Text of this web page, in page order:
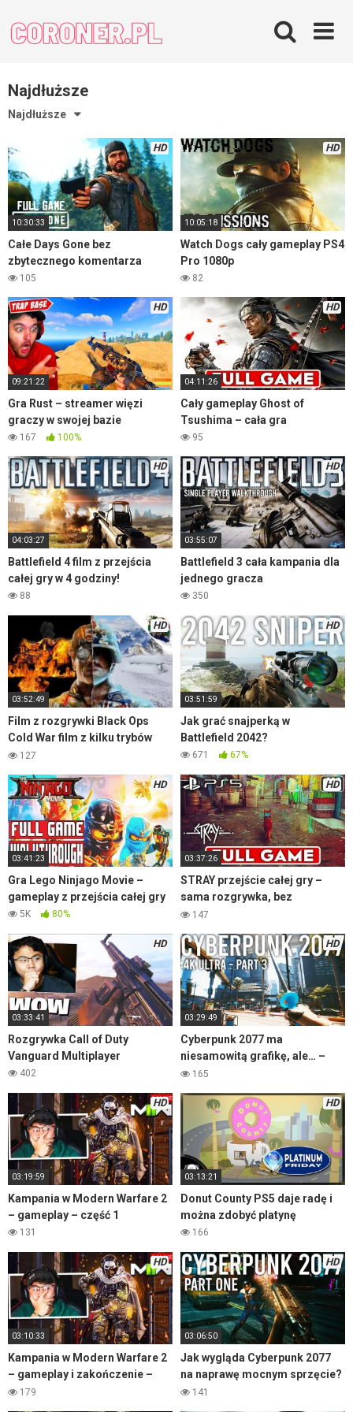
content
Najdłuższe
Najdłuższe
HD
10:30:33
Całe Days Gone bez
zbytecznego komentarza
105
HD
10:05:18
Watch Dogs cały gameplay PS4
Pro 1080p
82
HD
09:21:22
Gra Rust – streamer więzi
graczy w swojej bazie
167 100%
HD
04:11:26
Cały gameplay Ghost of
Tsushima – cała gra
95
HD
04:03:27
Battlefield 4 film z przejścia
całej gry w 4 godziny!
88
HD
03:55:07
Battlefield 3 cała kampania dla
jednego gracza
350
HD
03:52:49
Film z rozgrywki Black Ops
Cold War film z kilku trybów
multiplayera
127
HD
03:51:59
Jak grać snajperką w
Battlefield 2042?
671 67%
HD
03:41:23
Gra Lego Ninjago Movie –
gameplay z przejścia całej gry
5K 80%
HD
03:37:26
STRAY przejście całej gry –
sama rozgrywka, bez
komentarza
147
HD
03:33:41
Rozgrywka Call of Duty
Vanguard Multiplayer
402
HD
03:29:49
Cyberpunk 2077 ma
niesamowitą grafikę, ale… –
część 3
165
HD
03:19:59
Kampania w Modern Warfare 2
– gameplay – część 1
131
HD
03:13:21
Donut County PS5 daje radę i
można zdobyć platynę
166
HD
03:10:33
Kampania w Modern Warfare 2
– gameplay i zakończenie –
część 2
179
HD
03:06:50
Jak wygląda Cyberpunk 2077
na naprawę mocnym sprzęcie?
– gameplay część 1
141